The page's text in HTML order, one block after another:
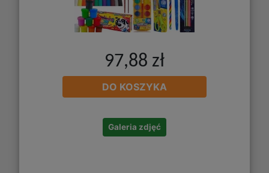
97,88 zł
DO KOSZYKA
Galeria zdjęć